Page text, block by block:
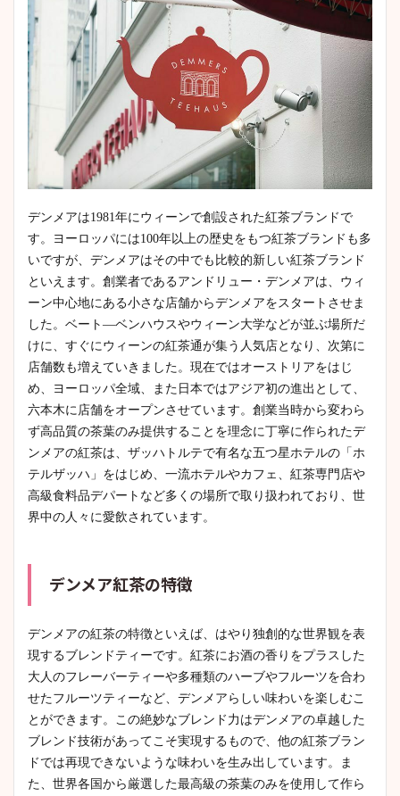
デンメアは1981年にウィーンで創設された紅茶ブランドで
す。ヨーロッパには100年以上の歴史をもつ紅茶ブランドも多
いですが、デンメアはその中でも比較的新しい紅茶ブランド
といえます。創業者であるアンドリュー・デンメアは、ウィ
ーン中心地にある小さな店舗からデンメアをスタートさせま
した。ベート―ベンハウスやウィーン大学などが並ぶ場所だ
けに、すぐにウィーンの紅茶通が集う人気店となり、次第に
店舗数も増えていきました。現在ではオーストリアをはじ
め、ヨーロッパ全域、また日本ではアジア初の進出として、
六本木に店舗をオープンさせています。創業当時から変わら
ず高品質の茶葉のみ提供することを理念に丁寧に作られたデ
ンメアの紅茶は、ザッハトルテで有名な五つ星ホテルの「ホ
テルザッハ」をはじめ、一流ホテルやカフェ、紅茶専門店や
高級食料品デパートなど多くの場所で取り扱われており、世
界中の人々に愛飲されています。
デンメア紅茶の特徴
デンメアの紅茶の特徴といえば、はやり独創的な世界観を表
現するブレンドティーです。紅茶にお酒の香りをプラスした
大人のフレーバーティーや多種類のハーブやフルーツを合わ
せたフルーツティーなど、デンメアらしい味わいを楽しむこ
とができます。この絶妙なブレンド力はデンメアの卓越した
ブレンド技術があってこそ実現するもので、他の紅茶ブラン
ドでは再現できないような味わいを生み出しています。ま
た、世界各国から厳選した最高級の茶葉のみを使用して作ら